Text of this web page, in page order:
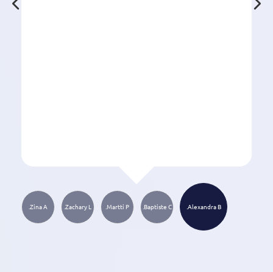
Alexandra B.
Baptiste C.
Martti P.
Zachary L.
Zina A.